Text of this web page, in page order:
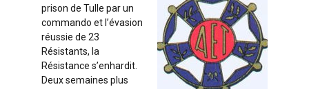
prison de Tulle par un
commando et l’évasion
réussie de 23
Résistants, la
Résistance s’enhardit.
Deux semaines plus